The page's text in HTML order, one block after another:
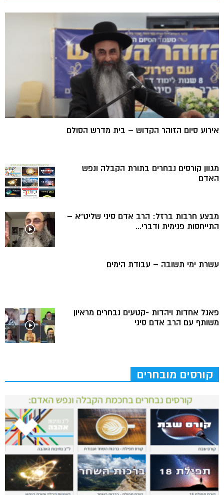
אירוע סיום הזוהר הקדוש – בית מדרש הסולם
מגוון קורסים נבחרים בתורת הקבלה ונפש
האדם
מבצע חרבות ברזל: הרב אדם סיני שליט”א –
התייחסות פנימית ודברי...
עשרת ימי תשובה – עבודת הימים
פאנל אחדות ויהדות -קטעים נבחרים מראיון
משותף עם הרב אדם סיני
קורסים מובחרים